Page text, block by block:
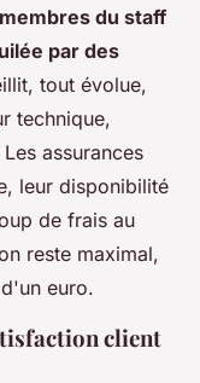
du staff
par des
tout évolue,
technique,
assurances
leur disponibilité
de frais au
reste maximal,
euro.
client